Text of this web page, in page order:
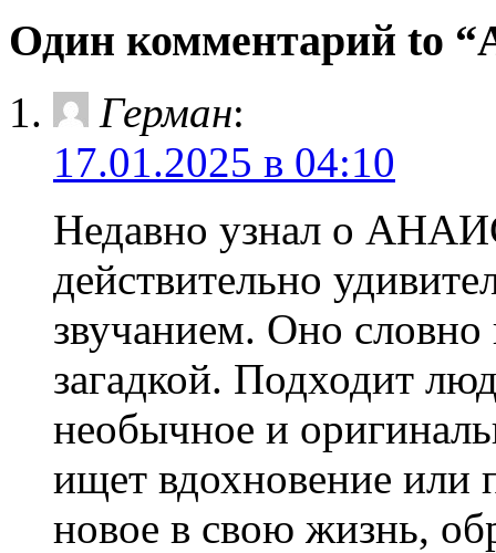
Один комментарий to
Герман:
17.01.2025 в 04:10
Недавно узнал о
действительно
звучанием. Оно
загадкой. Подходит
необычное и
ищет вдохновение или
новое в свою жизнь,